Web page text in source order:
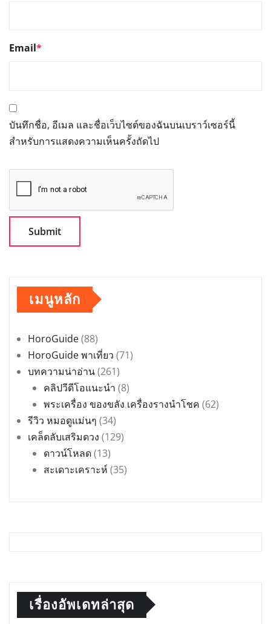
Email*
บันทึกชื่อ, อีเมล และชื่อเว็บไซต์ของฉันบนเบราว์เซอร์นี้
สำหรับการแสดงความเห็นครั้งถัดไป
เมนูหลัก
HoroGuide(88)
HoroGuide พาเที่ยว (71)
บทความน่าอ่าน(261)
คลิปวีดีโอแนะนำ (8)
พระเครื่อง ของขลัง เครื่องรางนำโชค (62)
รีวิว หมอดูแม่นๆ (34)
เคล็ดลับเสริมดวง (129)
ดาวน์โหลด(13)
สะเดาะเคราะห์ (35)
เรื่องอัพเดทล่าสุด